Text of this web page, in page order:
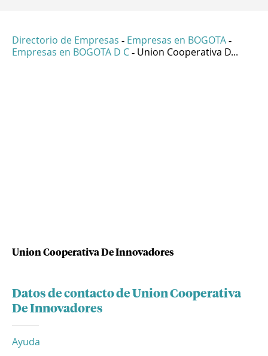
Directorio de Empresas - Empresas en BOGOTA -
Empresas en BOGOTA D C - Union Cooperativa D...
Union Cooperativa De Innovadores
Datos de contacto de Union Cooperativa
De Innovadores
Ayuda